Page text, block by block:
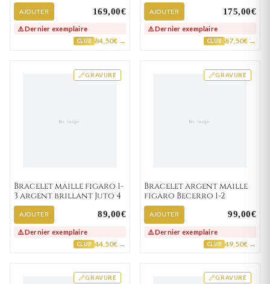
AJOUTER 169,00€
⚠️ Dernier exemplaire
CLUB 84,50€ →
AJOUTER 175,00€
⚠️ Dernier exemplaire
CLUB 87,50€ →
GRAVURE
Bracelet maille figaro 1-
3 argent brillant Juto 4
AJOUTER 89,00€
⚠️ Dernier exemplaire
CLUB 44,50€ →
GRAVURE
Bracelet argent maille
figaro Becerro 1-2
AJOUTER 99,00€
⚠️ Dernier exemplaire
CLUB 49,50€ →
GRAVURE GRAVURE